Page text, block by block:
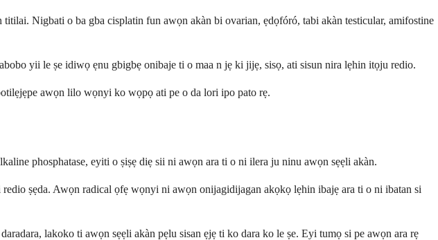
Nigbati o ba gba cisplatin fun awọn akàn bi ovarian, ẹdọfóró, tabi akàn testicular, amifostine
yii le ṣe idiwọ ẹnu gbigbẹ onibaje ti o maa n jẹ ki jijẹ, sisọ, ati sisun nira lẹhin itọju redio.
awọn lilo wọnyi ko wọpọ ati pe o da lori ipo pato rẹ.
phosphatase, eyiti o ṣiṣẹ diẹ sii ni awọn ara ti o ni ilera ju ninu awọn sẹẹli akàn.
ṣẹda. Awọn radical ọfẹ wọnyi ni awọn onijagidijagan akọkọ lẹhin ibajẹ ara ti o ni ibatan si
lakoko ti awọn sẹẹli akàn pẹlu sisan ẹjẹ ti ko dara ko le ṣe. Eyi tumọ si pe awọn ara rẹ